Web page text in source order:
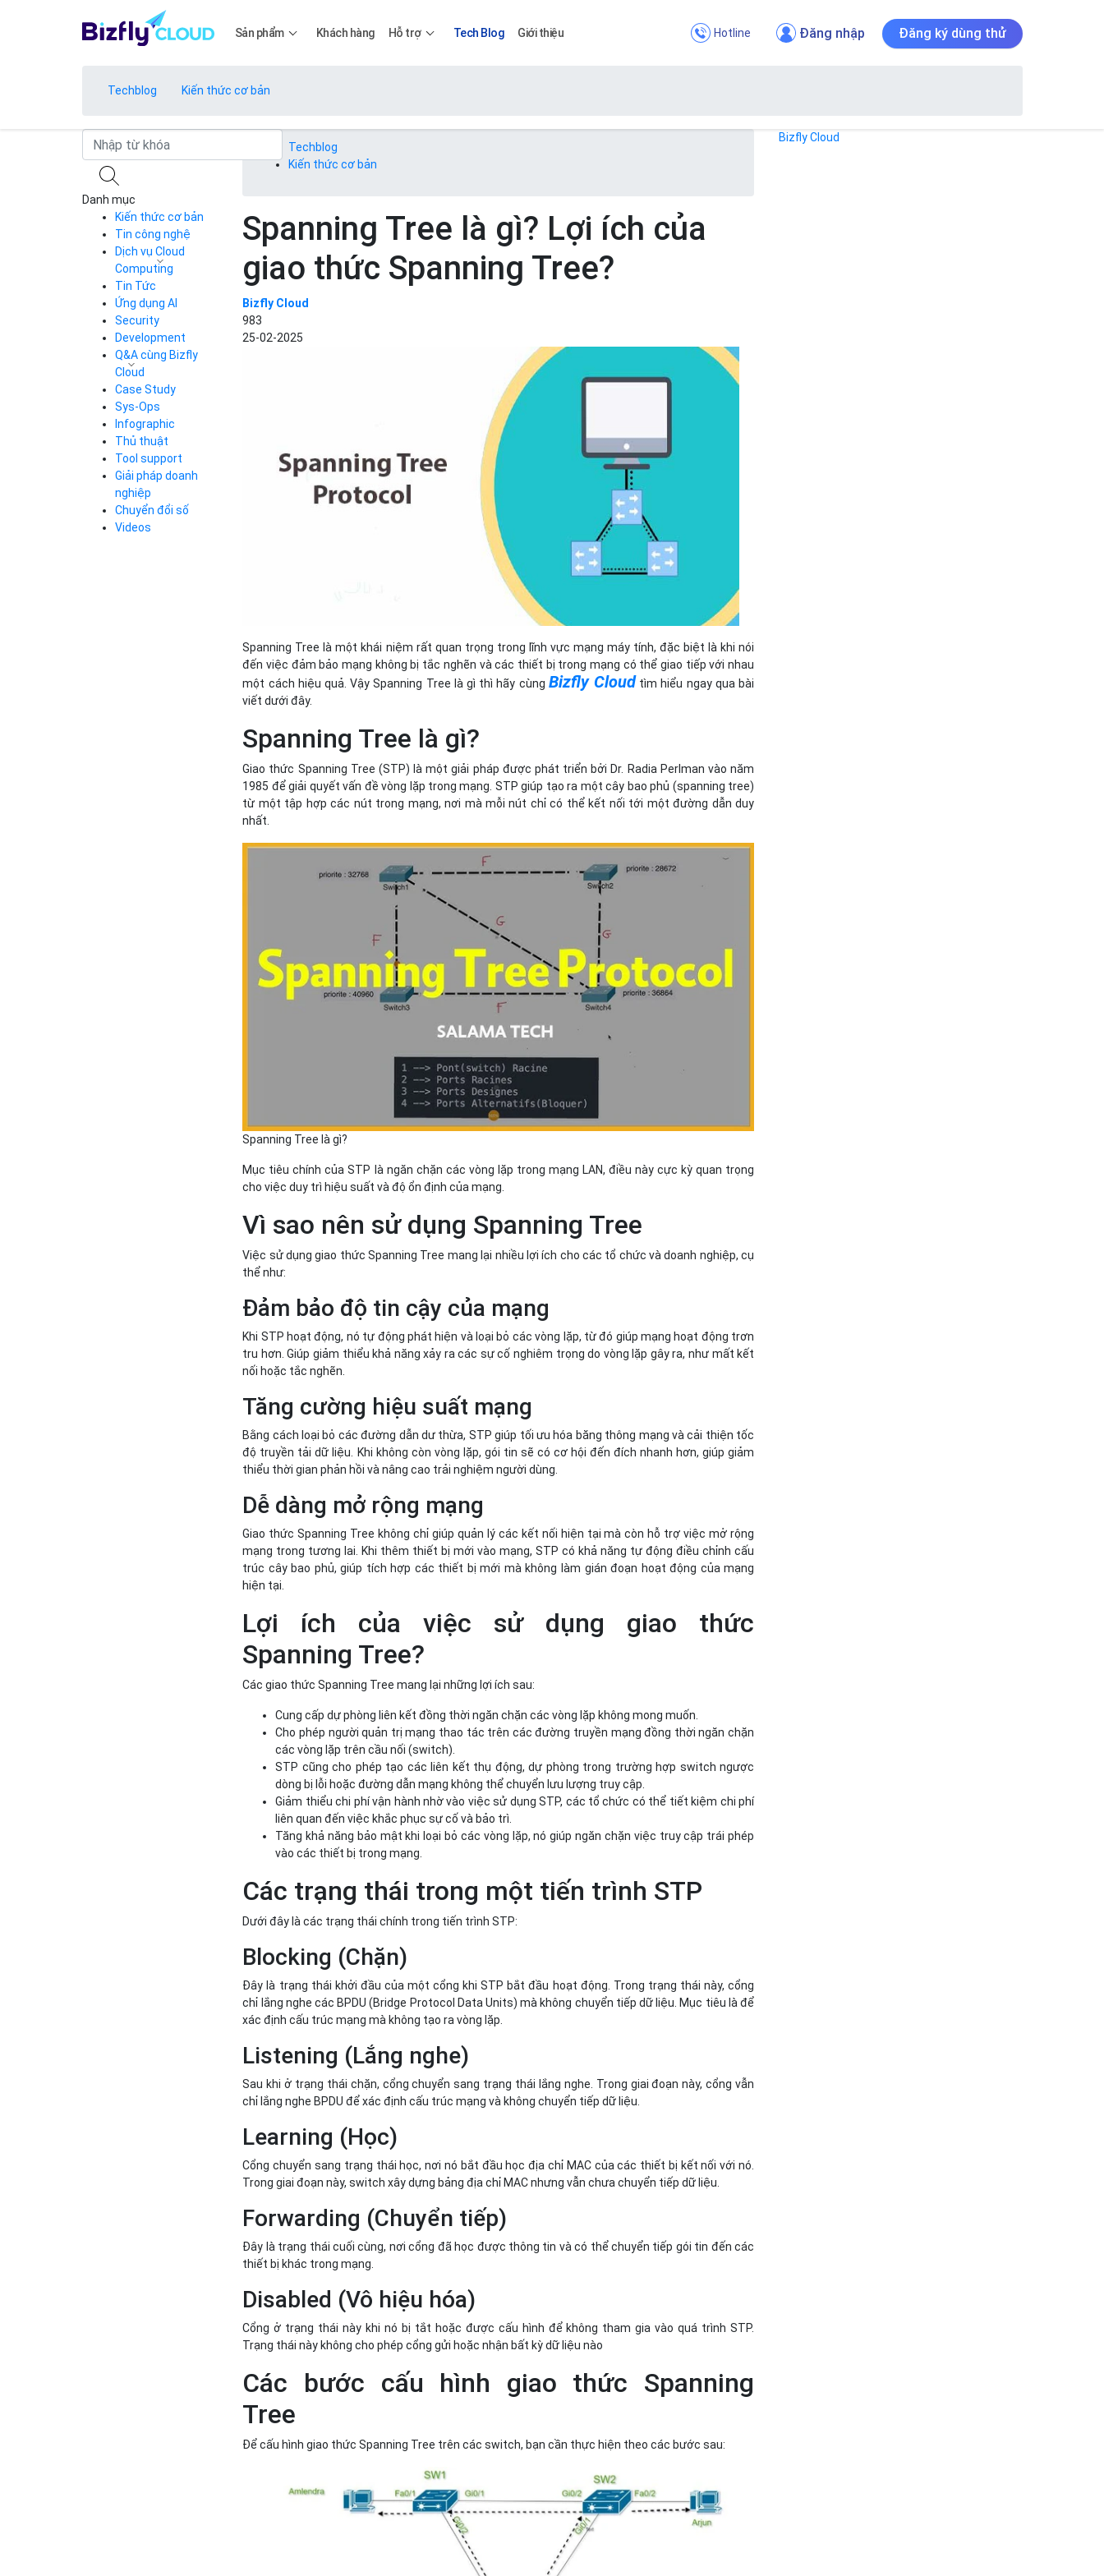
Sản phẩm
Bảng giá Apps
Bảng giá
Bảng giá
Bảng giá Bảng giá
Khách hàng Hỗ trợ Tech Blog Giới thiệu Hotline Đăng nhập Đăng ký dùng thử
Techblog Kiến thức cơ bản
Techblog
Kiến thức cơ bản
Spanning Tree là gì? Lợi ích của
giao thức Spanning Tree?
Bizfly Cloud
983
25-02-2025
Spanning Tree là một khái niệm rất quan trọng trong lĩnh vực mạng máy tính, đặc biệt là khi nói
đến việc đảm bảo mạng không bị tắc nghẽn và các thiết bị trong mạng có thể giao tiếp với nhau
một cách hiệu quả. Vậy Spanning Tree là gì thì hãy cùng Bizfly Cloud tìm hiểu ngay qua bài
viết dưới đây.
Spanning Tree là gì?
Giao thức Spanning Tree (STP) là một giải pháp được phát triển bởi Dr. Radia Perlman vào năm
1985 để giải quyết vấn đề vòng lặp trong mạng. STP giúp tạo ra một cây bao phủ (spanning tree)
từ một tập hợp các nút trong mạng, nơi mà mỗi nút chỉ có thể kết nối tới một đường dẫn duy
nhất.
Spanning Tree là gì?
Mục tiêu chính của STP là ngăn chặn các vòng lặp trong mạng LAN, điều này cực kỳ quan trọng
cho việc duy trì hiệu suất và độ ổn định của mạng.
Vì sao nên sử dụng Spanning Tree
Việc sử dụng giao thức Spanning Tree mang lại nhiều lợi ích cho các tổ chức và doanh nghiệp, cụ
thể như:
Đảm bảo độ tin cậy của mạng
Khi STP hoạt động, nó tự động phát hiện và loại bỏ các vòng lặp, từ đó giúp mạng hoạt động trơn
tru hơn. Giúp giảm thiểu khả năng xảy ra các sự cố nghiêm trọng do vòng lặp gây ra, như mất kết
nối hoặc tắc nghẽn.
Tăng cường hiệu suất mạng
Bằng cách loại bỏ các đường dẫn dư thừa, STP giúp tối ưu hóa băng thông mạng và cải thiện tốc
độ truyền tải dữ liệu. Khi không còn vòng lặp, gói tin sẽ có cơ hội đến đích nhanh hơn, giúp giảm
thiểu thời gian phản hồi và nâng cao trải nghiệm người dùng.
Dễ dàng mở rộng mạng
Giao thức Spanning Tree không chỉ giúp quản lý các kết nối hiện tại mà còn hỗ trợ việc mở rộng
mạng trong tương lai. Khi thêm thiết bị mới vào mạng, STP có khả năng tự động điều chỉnh cấu
trúc cây bao phủ, giúp tích hợp các thiết bị mới mà không làm gián đoạn hoạt động của mạng
hiện tại.
Lợi ích của việc sử dụng giao thức
Spanning Tree?
Các giao thức Spanning Tree mang lại những lợi ích sau:
Cung cấp dự phòng liên kết đồng thời ngăn chặn các vòng lặp không mong muốn.
Cho phép người quản trị mạng thao tác trên các đường truyền mạng đồng thời ngăn chặn
các vòng lặp trên cầu nối (switch).
STP cũng cho phép tạo các liên kết thụ động, dự phòng trong trường hợp switch ngược
dòng bị lỗi hoặc đường dẫn mạng không thể chuyển lưu lượng truy cập.
Giảm thiểu chi phí vận hành nhờ vào việc sử dụng STP, các tổ chức có thể tiết kiệm chi phí
liên quan đến việc khắc phục sự cố và bảo trì.
Tăng khả năng bảo mật khi loại bỏ các vòng lặp, nó giúp ngăn chặn việc truy cập trái phép
vào các thiết bị trong mạng.
Các trạng thái trong một tiến trình STP
Dưới đây là các trạng thái chính trong tiến trình STP:
Blocking (Chặn)
Đây là trạng thái khởi đầu của một cổng khi STP bắt đầu hoạt động. Trong trạng thái này, cổng
chỉ lắng nghe các BPDU (Bridge Protocol Data Units) mà không chuyển tiếp dữ liệu. Mục tiêu là để
xác định cấu trúc mạng mà không tạo ra vòng lặp.
Listening (Lắng nghe)
Sau khi ở trạng thái chặn, cổng chuyển sang trạng thái lắng nghe. Trong giai đoạn này, cổng vẫn
chỉ lắng nghe BPDU để xác định cấu trúc mạng và không chuyển tiếp dữ liệu.
Learning (Học)
Cổng chuyển sang trạng thái học, nơi nó bắt đầu học địa chỉ MAC của các thiết bị kết nối với nó.
Trong giai đoạn này, switch xây dựng bảng địa chỉ MAC nhưng vẫn chưa chuyển tiếp dữ liệu.
Forwarding (Chuyển tiếp)
Đây là trạng thái cuối cùng, nơi cổng đã học được thông tin và có thể chuyển tiếp gói tin đến các
thiết bị khác trong mạng.
Disabled (Vô hiệu hóa)
Cổng ở trạng thái này khi nó bị tắt hoặc được cấu hình để không tham gia vào quá trình STP.
Trạng thái này không cho phép cổng gửi hoặc nhận bất kỳ dữ liệu nào
Các bước cấu hình giao thức Spanning
Tree
Để cấu hình giao thức Spanning Tree trên các switch, bạn cần thực hiện theo các bước sau:
Bizfly Cloud
Danh mục
Kiến thức cơ bản
Tin công nghệ
Dịch vụ Cloud
Computing
Cloud Server
CDN
Load Balancer
Auto Scaling
Container Registry
Kubernetes
Cloud Database
Call Center
Business Email
Simple Storage
VPN
Traffic Manager
Cloud VPS
Kafka
Videos
Tin Tức
Ứng dụng AI
Security
Development
Q&A cùng Bizfly
Cloud
Q&A về Bizfly
Cloud Server
Thao tác kết nối
tới server
Videos
Q&A về Bizfly
Business Email
Videos
Case Study
Sys-Ops
Infographic
Thủ thuật
Tool support
Giải pháp doanh
nghiệp
Chuyển đổi số
Videos